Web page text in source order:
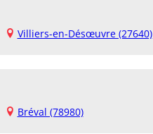
Villiers-en-Désœuvre (27640)
Bréval (78980)